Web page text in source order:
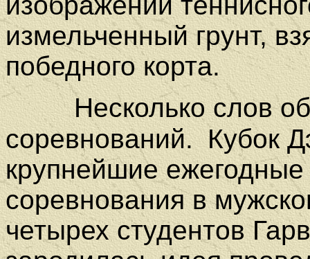
измельченный грунт,
победного корта.
Несколько слов об
соревнований. Кубок
крупнейшие
соревнования в
четырех студентов